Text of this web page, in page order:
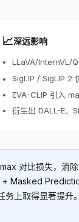
📈深远影响
LLaVA/InternVL/
SigLIP / SigLIP 2
EVA-CLIP 引入
衍生出 DALL-E、
对比损失，消
Masked
上取得显著提